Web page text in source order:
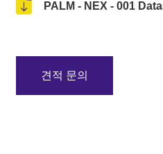
PALM - NEX - 001
견적 문의